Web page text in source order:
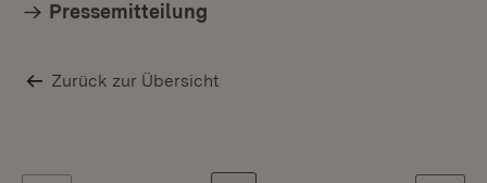
Pressemitteilung
Zurück zur Übersicht